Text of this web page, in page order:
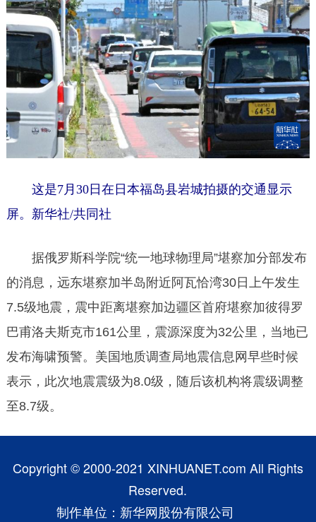
这是7月30日在日本福岛县岩城拍摄的交通显示
屏。新华社/共同社
据俄罗斯科学院“统一地球物理局”堪察加分部发布
的消息，远东堪察加半岛附近阿瓦恰湾30日上午发生
7.5级地震，震中距离堪察加边疆区首府堪察加彼得罗
巴甫洛夫斯克市161公里，震源深度为32公里，当地已
发布海啸预警。美国地质调查局地震信息网早些时候
表示，此次地震震级为8.0级，随后该机构将震级调整
至8.7级。
Copyright © 2000-2021 XINHUANET.com All Rights
Reserved.
制作单位：新华网股份有限公司